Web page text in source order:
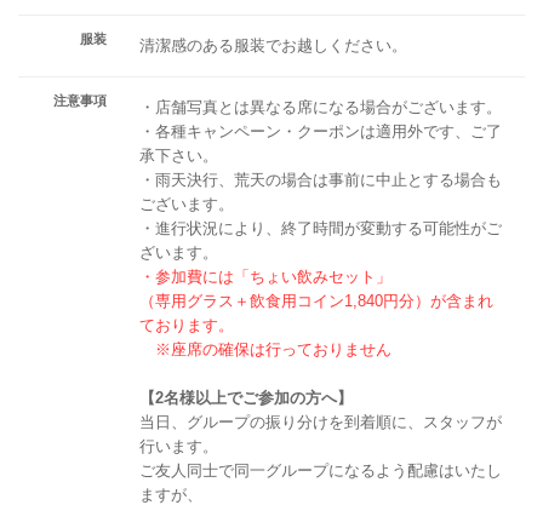
服装 清潔感のある服装でお越しください。
注意事項
・店舗写真とは異なる席になる場合がございます。
・各種キャンペーン・クーポンは適用外です、ご了
承下さい。
・雨天決行、荒天の場合は事前に中止とする場合も
ございます。
・進行状況により、終了時間が変動する可能性がご
ざいます。
・参加費には「ちょい飲みセット」
（専用グラス＋飲食用コイン1,840円分）が含まれ
ております。
※座席の確保は行っておりません
【2名様以上でご参加の方へ】
当日、グループの振り分けを到着順に、スタッフが
行います。
ご友人同士で同一グループになるよう配慮はいたし
ますが、